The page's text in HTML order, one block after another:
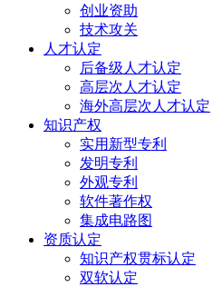
创业资助
技术攻关
人才认定
后备级人才认定
高层次人才认定
海外高层次人才认定
知识产权
实用新型专利
发明专利
外观专利
软件著作权
集成电路图
资质认定
知识产权贯标认定
双软认定